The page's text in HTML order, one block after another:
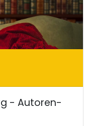
- Autoren-